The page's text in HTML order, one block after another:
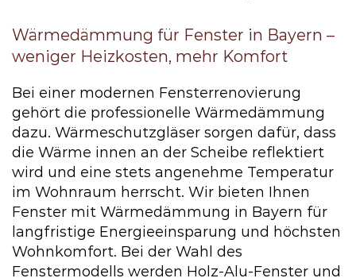
Wärmedämmung für Fenster in Bayern –
weniger Heizkosten, mehr Komfort
Bei einer modernen Fensterrenovierung
gehört die professionelle Wärmedämmung
dazu. Wärmeschutzgläser sorgen dafür, dass
die Wärme innen an der Scheibe reflektiert
wird und eine stets angenehme Temperatur
im Wohnraum herrscht. Wir bieten Ihnen
Fenster mit Wärmedämmung in Bayern für
langfristige Energieeinsparung und höchsten
Wohnkomfort. Bei der Wahl des
Fenstermodells werden Holz-Alu-Fenster und